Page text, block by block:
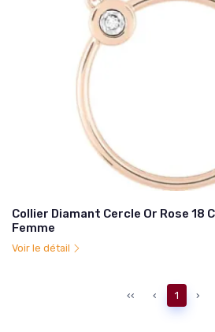
Collier Diamant Cercle Or Rose 18
Femme
Voir le détail
‹‹ ‹ 1 ›